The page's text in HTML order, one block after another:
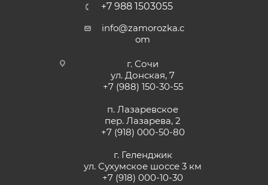
+7 988 1503055
info@zamorozka.c
om
г. Сочи
ул. Донская, 7
+7 (988) 150-30-55
п. Лазаревское
пер. Лазарева, 2
+7 (918) 000-50-80
г. Геленджик
ул. Сухумское шоссе 3 км
+7 (918) 000-10-30